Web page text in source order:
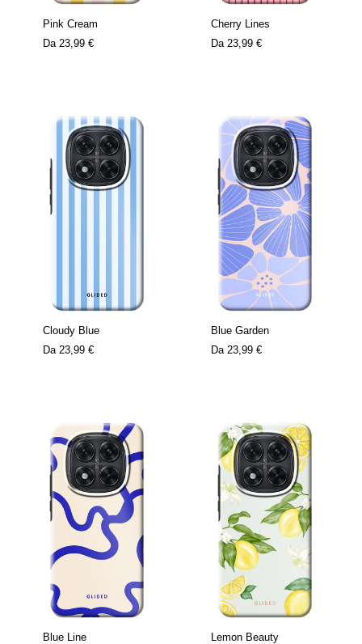
Pink Cream
Da 23,99 €
Cherry Lines
Da 23,99 €
Cloudy Blue
Da 23,99 €
Blue Garden
Da 23,99 €
Blue Line
Lemon Beauty